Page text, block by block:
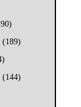
(189)
(144)